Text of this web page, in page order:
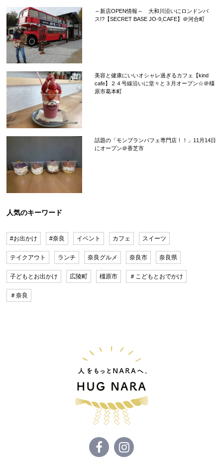
～新店OPEN情報～ 大和川沿いにロンドンバ
ス!?【SECRET BASE JO-9,CAFE】＠河合町
美容と健康にいいオシャレ過ぎるカフェ【kind
cafe】２４号線沿いに堂々と３月オープン☆＠橿
原市葛本町
話題の「モンブランパフェ専門店！！」11月14日
にオープン＠香芝市
人気のキーワード
#お出かけ #奈良 イベント カフェ スイーツ
テイクアウト ランチ 奈良グルメ 奈良市 奈良県
子どもとお出かけ 広陵町 橿原市 ＃こどもとおでかけ
＃奈良